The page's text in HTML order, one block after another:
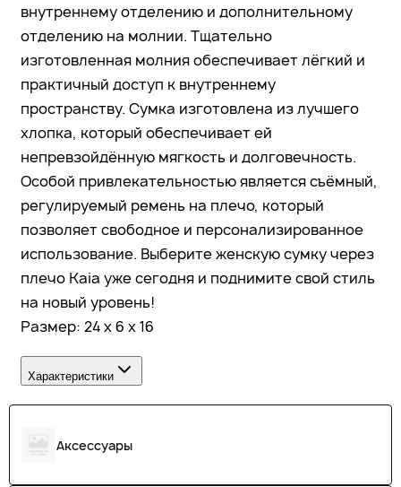
внутреннему отделению и дополнительному
отделению на молнии. Тщательно
изготовленная молния обеспечивает лёгкий и
практичный доступ к внутреннему
пространству. Сумка изготовлена из лучшего
хлопка, который обеспечивает ей
непревзойдённую мягкость и долговечность.
Особой привлекательностью является съёмный,
регулируемый ремень на плечо, который
позволяет свободное и персонализированное
использование. Выберите женскую сумку через
плечо Kaia уже сегодня и поднимите свой стиль
на новый уровень!
Размер: 24 x 6 x 16
Характеристики
Аксессуары